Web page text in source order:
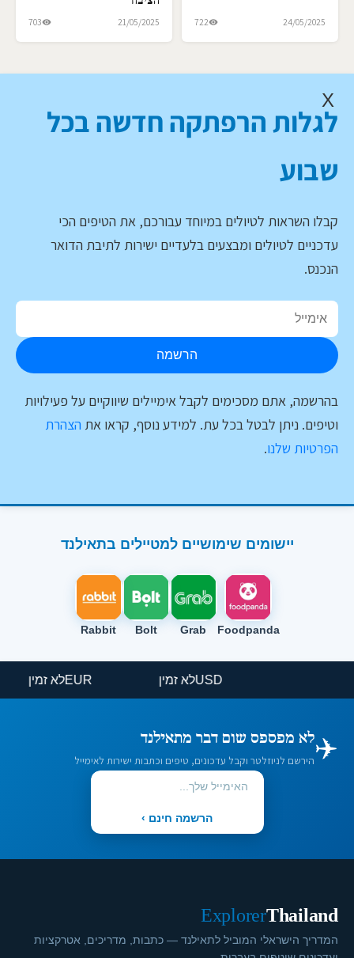
24/05/2025
722
21/05/2025
703
X
לגלות הרפתקה חדשה בכל
שבוע
קבלו השראות לטיולים במיוחד עבורכם, את הטיפים הכי
עדכניים לטיולים ומבצעים בלעדיים ישירות לתיבת הדואר
הנכנס.
הרשמה
בהרשמה, אתם מסכימים לקבל אימיילים שיווקיים על פעילויות
וטיפים. ניתן לבטל בכל עת. למידע נוסף, קראו את הצהרת
הפרטיות שלנו.
יישומים שימושיים למטיילים בתאילנד
Foodpanda
Grab
Bolt
Rabbit
USDלא זמין EURלא זמין
✈️לא מפספס שום דבר מתאילנד
הירשם לניוזלטר וקבל עדכונים, טיפים וכתבות ישירות לאימייל
הרשמה חינם ›
Thailand
Explorer
המדריך הישראלי המוביל לתאילנד — כתבות, מדריכים, אטרקציות